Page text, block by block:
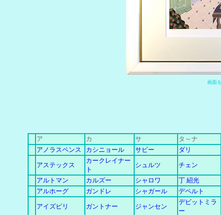
画面
ア カ サ
タ～ナ
アノラスペンス
カシニョール サビー ダリ
アステックス
カークレイナー
ト
シュルツ チェン
アルトマン カルズー シャロワ
丁 紹光
アルホーグ
ガンドレ シャガール デペルト
アイズピリ ガントナー ジャンセン
デビットミラ
ー